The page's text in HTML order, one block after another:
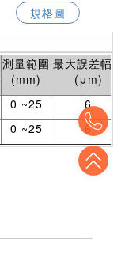
規格圖
測量範圍
(mm)
最大誤差幅度
(μm)
0 ~25
6
0 ~25 6